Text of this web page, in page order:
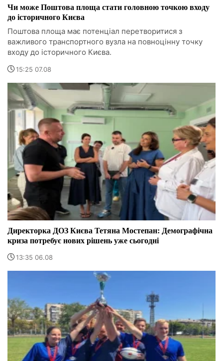
Чи може Поштова площа стати головною точкою входу
до історичного Києва
Поштова площа має потенціал перетворитися з
важливого транспортного вузла на повноцінну точку
входу до історичного Києва.
15:25 07.08
Директорка ДОЗ Києва Тетяна Мостепан: Демографічна
криза потребує нових рішень уже сьогодні
13:35 06.08